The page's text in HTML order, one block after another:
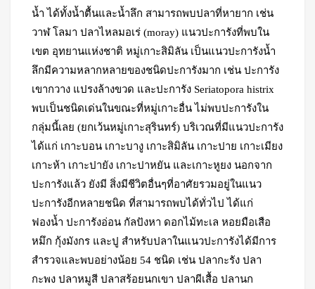
น้ำ ได้ทั้งน้ำตื้นและน้ำลึก สามารถพบปลาที่หายาก เช่น
วาฬ โลมา ปลาไหลมอเร่ (moray) แนวปะการังที่พบใน
เขต อุทยานแห่งชาติ หมู่เกาะสิมิลัน เป็นแนวปะการังน้ำ
ลึกมีความหลากหลายของชนิดปะการังมาก เช่น ปะการัง
เขากวาง แปรงล้างขวด และปะการัง Seriatopora histrix
พบเป็นชนิดเด่นในขณะที่หมู่เกาะอื่น ไม่พบปะการังใน
กลุ่มนี้เลย (ยกเว้นหมู่เกาะสุรินทร์) บริเวณที่มีแนวปะการัง
ได้แก่ เกาะบอน เกาะบางู เกาะสิมิลัน เกาะปาย เกาะเมียง
เกาะห้า เกาะปายัง เกาะปาหยัน และเกาะหูยง นอกจาก
ปะการังแล้ว ยังมี สิ่งมีชีวิตอื่นๆที่อาศัยรวมอยู่ในแนว
ปะการังอีกหลายชนิด ที่สามารถพบได้ทั่วไป ได้แก่
ฟองน้ำ ปะการังอ่อน กัลปังหา ดอกไม้ทะเล หอยมือเสือ
หมึก กุ้งมังกร และปู สำหรับปลาในแนวปะการังได้มีการ
สำรวจและพบอย่างน้อย 54 ชนิด เช่น ปลากะรัง ปลา
กะพง ปลาหมูสี ปลาสร้อยนกเขา ปลาผีเสื้อ ปลานก